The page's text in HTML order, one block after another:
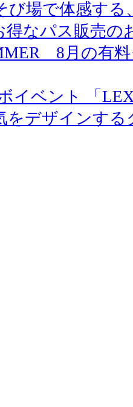
び場で体感する
得なパス販売の
8月の有
イベント 「
をデザインす